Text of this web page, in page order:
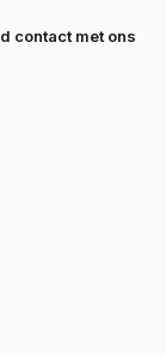
contact met ons